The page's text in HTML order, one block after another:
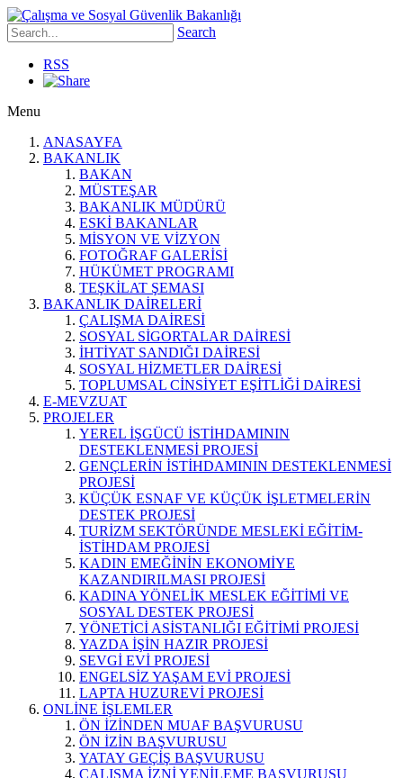
Search
RSS
Menu
ANASAYFA
BAKANLIK
BAKAN
MÜSTEŞAR
BAKANLIK MÜDÜRÜ
ESKİ BAKANLAR
MİSYON VE VİZYON
FOTOĞRAF GALERİSİ
HÜKÜMET PROGRAMI
TEŞKİLAT ŞEMASI
BAKANLIK DAİRELERİ
ÇALIŞMA DAİRESİ
SOSYAL SİGORTALAR DAİRESİ
İHTİYAT SANDIĞI DAİRESİ
SOSYAL HİZMETLER DAİRESİ
TOPLUMSAL CİNSİYET EŞİTLİĞİ DAİRESİ
E-MEVZUAT
PROJELER
YEREL İŞGÜCÜ İSTİHDAMININ
DESTEKLENMESİ PROJESİ
GENÇLERİN İSTİHDAMININ DESTEKLENMESİ
PROJESİ
KÜÇÜK ESNAF VE KÜÇÜK İŞLETMELERİN
DESTEK PROJESİ
TURİZM SEKTÖRÜNDE MESLEKİ EĞİTİM-
İSTİHDAM PROJESİ
KADIN EMEĞİNİN EKONOMİYE
KAZANDIRILMASI PROJESİ
KADINA YÖNELİK MESLEK EĞİTİMİ VE
SOSYAL DESTEK PROJESİ
YÖNETİCİ ASİSTANLIĞI EĞİTİMİ PROJESİ
YAZDA İŞİN HAZIR PROJESİ
SEVGİ EVİ PROJESİ
ENGELSİZ YAŞAM EVİ PROJESİ
LAPTA HUZUREVİ PROJESİ
ONLİNE İŞLEMLER
ÖN İZİNDEN MUAF BAŞVURUSU
ÖN İZİN BAŞVURUSU
YATAY GEÇİŞ BAŞVURUSU
ÇALIŞMA İZNİ YENİLEME BAŞVURUSU